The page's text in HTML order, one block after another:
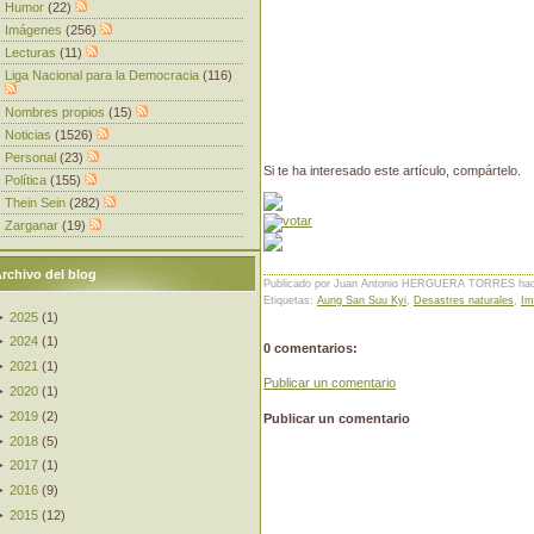
Si te ha interesado este artículo, compártelo.
Publicado por Juan Antonio HERGUERA TORRES
Etiquetas: Aung San Suu Kyi, Desastres naturales,
0 comentarios:
Publicar un comentario
Publicar un comentario
Humor (22)
Imágenes (256)
Lecturas (11)
Liga Nacional para la Democracia (116)
Nombres propios (15)
Noticias (1526)
Personal (23)
Política (155)
Thein Sein (282)
Zarganar (19)
del blog
2025 (1)
2024 (1 )
2021 (1)
2020 (1)
2019 (2)
2018 (5)
2017 (1 )
2016 (9)
2015 (12)